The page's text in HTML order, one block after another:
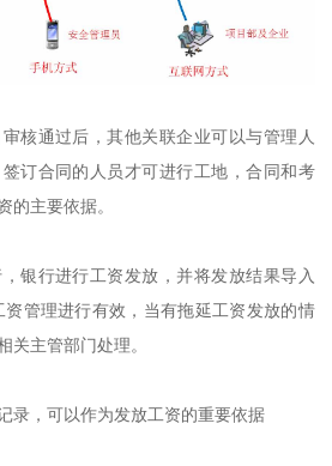
核通过后，其他关联企业可以与管理人
订合同的人员才可进行工地，合同和考
的主要依据。
银行进行工资发放，并将发放结果导入
管理进行有效，当有拖延工资发放的情
关主管部门处理。
录，可以作为发放工资的重要依据